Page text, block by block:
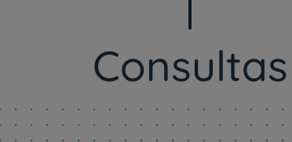
Clientes e acompanhantes
CUF Academic Center
Consultas